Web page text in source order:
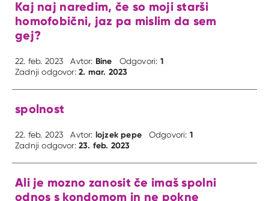
Kaj naj naredim, če so moji starši
homofobični, jaz pa mislim da sem
gej?
22. feb. 2023 Avtor: Bine Odgovori: 1
Zadnji odgovor:2. mar. 2023
spolnost
22. feb. 2023 Avtor: lojzek pepe Odgovori: 1
Zadnji odgovor:23. feb. 2023
Ali je mozno zanosit če imaš spolni
odnos s kondomom in ne pokne